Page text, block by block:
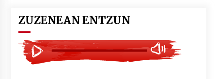
ZUZENEAN ENTZUN